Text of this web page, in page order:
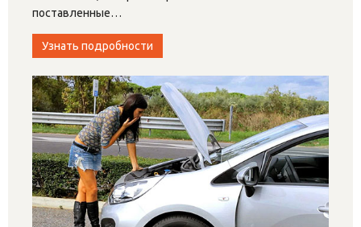
поставленные…
Узнать подробности